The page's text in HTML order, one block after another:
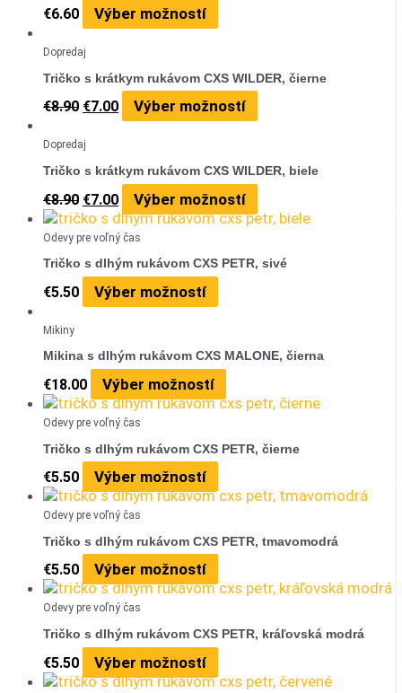
€6.60 Výber možností
Dopredaj
Tričko s krátkym rukávom CXS WILDER, čierne
€8.90 €7.00 Výber možností
Dopredaj
Tričko s krátkym rukávom CXS WILDER, biele
€8.90 €7.00 Výber možností
Odevy pre voľný čas
Tričko s dlhým rukávom CXS PETR, sivé
€5.50 Výber možností
Mikiny
Mikina s dlhým rukávom CXS MALONE, čierna
€18.00 Výber možností
Odevy pre voľný čas
Tričko s dlhým rukávom CXS PETR, čierne
€5.50 Výber možností
Odevy pre voľný čas
Tričko s dlhým rukávom CXS PETR, tmavomodrá
€5.50 Výber možností
Odevy pre voľný čas
Tričko s dlhým rukávom CXS PETR, kráľovská modrá
€5.50 Výber možností